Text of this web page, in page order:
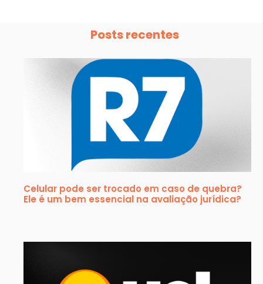
Posts recentes
Celular pode ser trocado em caso de quebra?
Ele é um bem essencial na avaliação jurídica?